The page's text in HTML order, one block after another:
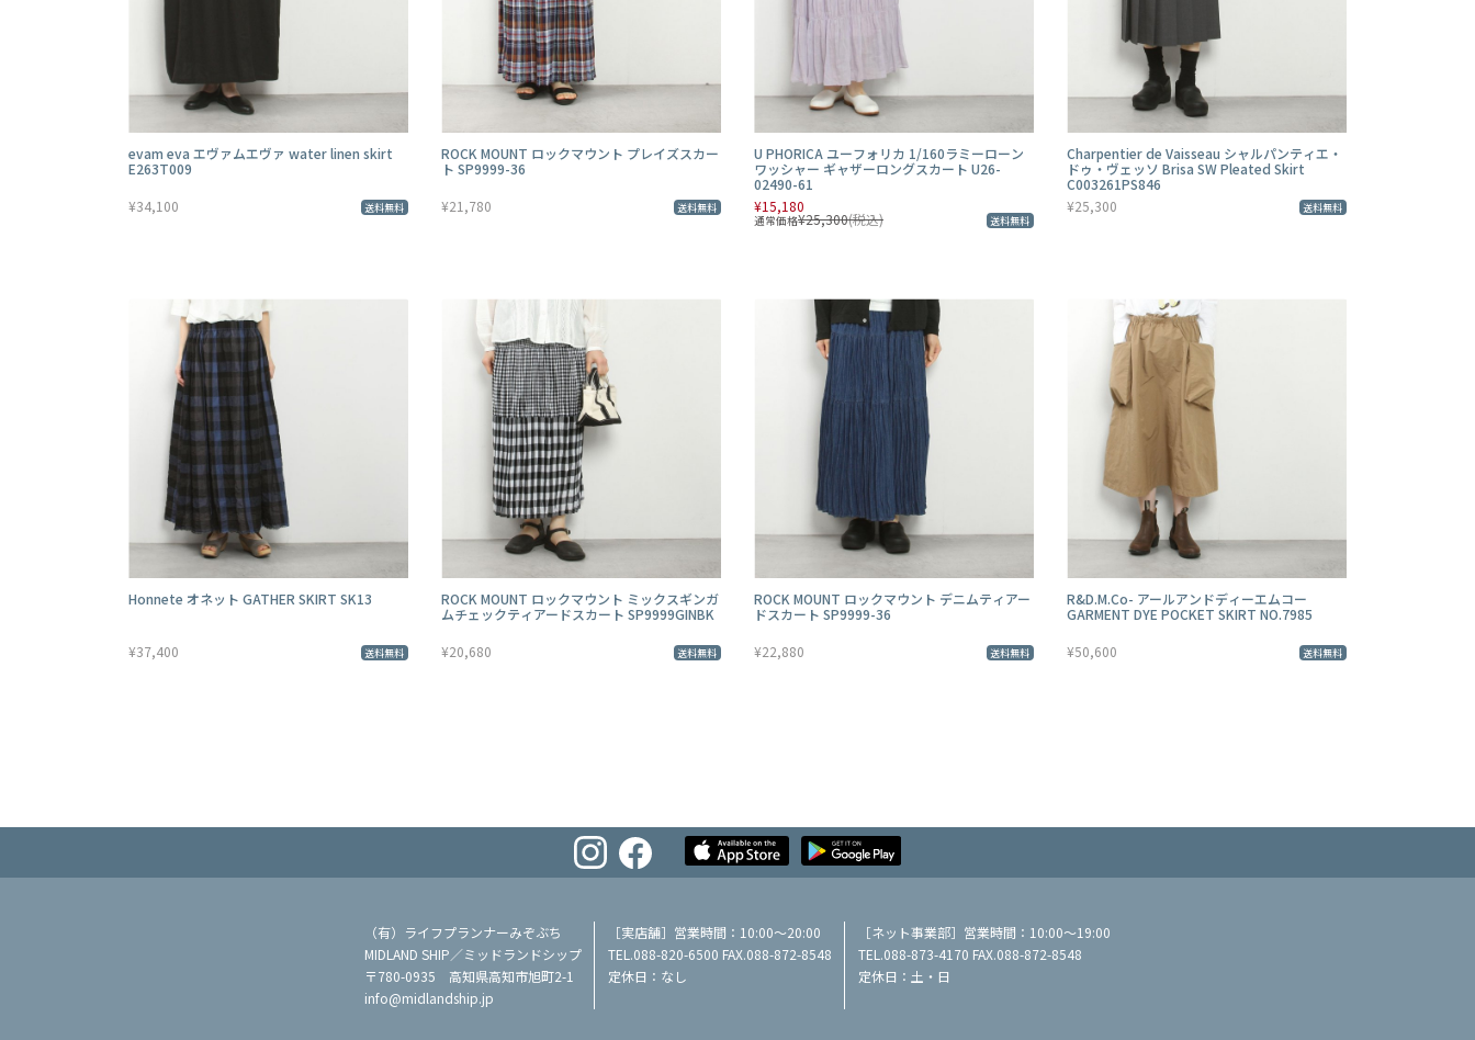
evam eva エヴァムエヴァ water linen skirt
E263T009
¥34,100 送料無料
ROCK MOUNT ロックマウント プレイズスカー
ト SP9999-36
¥21,780 送料無料
U PHORICA ユーフォリカ 1/160ラミーローン
ワッシャー ギャザーロングスカート U26-
02490-61
¥15,180
通常価格¥25,300(税込) 送料無料
Charpentier de Vaisseau シャルパンティエ・
ドゥ・ヴェッソ Brisa SW Pleated Skirt
C003261PS846
¥25,300
送料無料
Honnete オネット GATHER SKIRT SK13
¥37,400 送料無料
ROCK MOUNT ロックマウント ミックスギンガ
ムチェックティアードスカート SP9999GINBK
¥20,680 送料無料
ROCK MOUNT ロックマウント デニムティアー
ドスカート SP9999-36
¥22,880 送料無料
R&D.M.Co- アールアンドディーエムコー
GARMENT DYE POCKET SKIRT NO.7985
¥50,600 送料無料
（有）ライフプランナーみぞぶち
MIDLAND SHIP／ミッドランドシップ
〒780-0935 高知県高知市旭町2-1
info@midlandship.jp
［実店舗］営業時間：10:00～20:00
TEL.088-820-6500 FAX.088-872-8548
定休日：なし
［ネット事業部］営業時間：10:00～19:00
TEL.088-873-4170 FAX.088-872-8548
定休日：土・日